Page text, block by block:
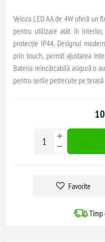
Veioza LED AA de 4W oferă un
pentru utilizare atât în
protecție IP44. Designul
prin touch, permit ajustarea
Bateria reîncărcabilă asigură o
pentru serile petrecute pe terasă
Favorite
Timp